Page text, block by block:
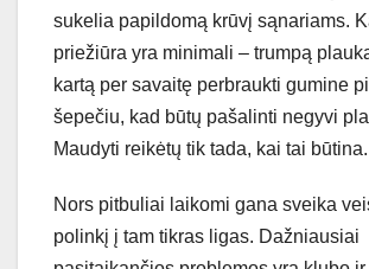
sukelia papildomą krūvį sąnariams.
priežiūra yra minimali – trumpą
kartą per savaitę perbraukti gumine
šepečiu, kad būtų pašalinti negyvi
Maudyti reikėtų tik tada, kai tai būtina.
Nors pitbuliai laikomi gana sveika
polinkį į tam tikras ligas. Dažniausiai